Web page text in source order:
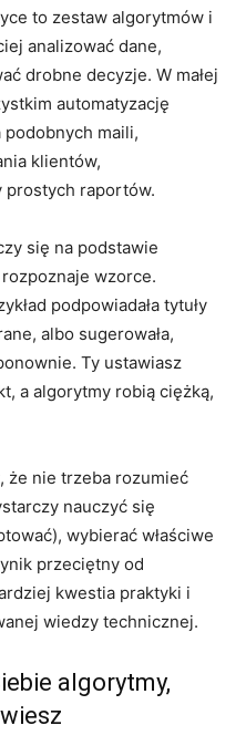
to zestaw algorytmów i
analizować dane,
drobne decyzje. W małej
automatyzację
podobnych maili,
klientów,
prostych raportów.
się na podstawie
wzorce.
podpowiadała tytuły
albo sugerowała,
Ty ustawiasz
a algorytmy robią ciężką,
że nie trzeba rozumieć
nauczyć się
wybierać właściwe
przeciętny od
kwestia praktyki i
wiedzy technicznej.
algorytmy,